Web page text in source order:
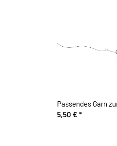
Passendes Garn
5,50 € *